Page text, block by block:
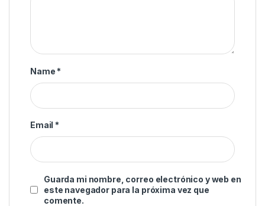
Name *
Email *
Guarda mi nombre, correo electrónico y web en
este navegador para la próxima vez que
comente.